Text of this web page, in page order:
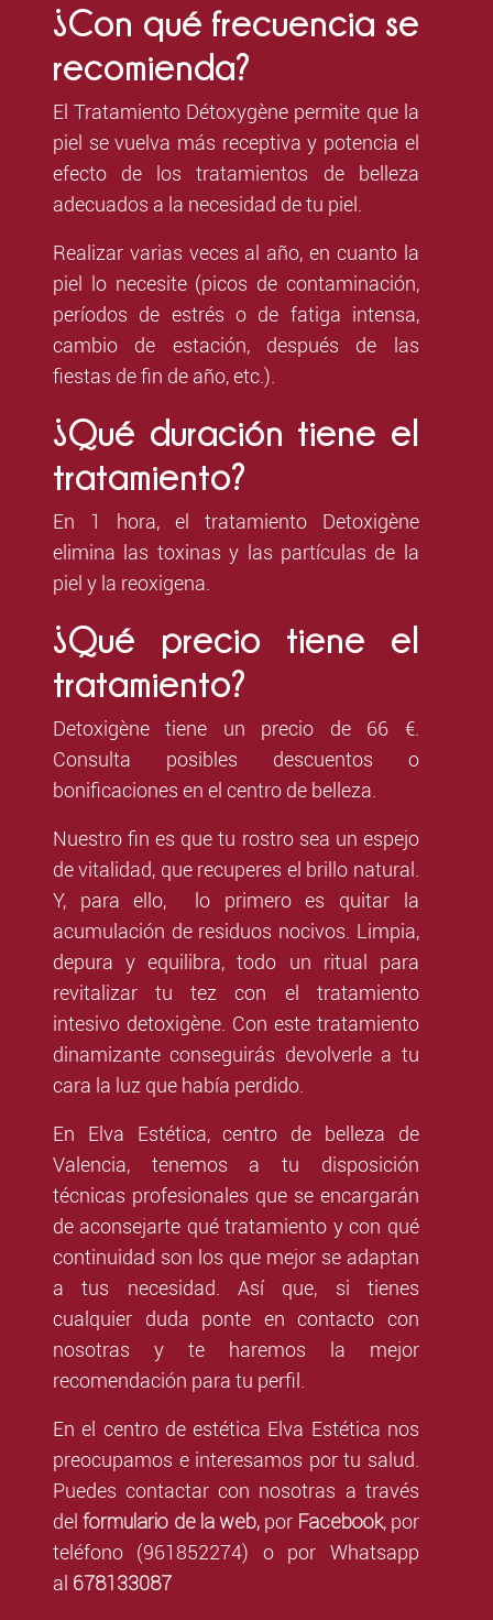
¿Con qué frecuencia se
recomienda?
El Tratamiento Détoxygène permite que la
piel se vuelva más receptiva y potencia el
efecto de los tratamientos de belleza
adecuados a la necesidad de tu piel.
Realizar varias veces al año, en cuanto la
piel lo necesite (picos de contaminación,
períodos de estrés o de fatiga intensa,
cambio de estación, después de las
fiestas de fin de año, etc.).
¿Qué duración tiene el
tratamiento?
En 1 hora, el tratamiento Detoxigène
elimina las toxinas y las partículas de la
piel y la reoxigena.
¿Qué precio tiene el
tratamiento?
Detoxigène tiene un precio de 66 €.
Consulta posibles descuentos o
bonificaciones en el centro de belleza.
Nuestro fin es que tu rostro sea un espejo
de vitalidad, que recuperes el brillo natural.
Y, para ello, lo primero es quitar la
acumulación de residuos nocivos. Limpia,
depura y equilibra, todo un ritual para
revitalizar tu tez con el
tratamiento
intesivo detoxigène. Con este tratamiento
dinamizante conseguirás devolverle a tu
cara la luz que había perdido.
En Elva Estética, centro de belleza de
Valencia, tenemos a tu disposición
técnicas profesionales que se encargarán
de aconsejarte qué tratamiento y con qué
continuidad son los que mejor se adaptan
a tus necesidad. Así que, si tienes
cualquier duda ponte en contacto con
nosotras y te haremos la mejor
recomendación para tu perfil.
En el centro de estética Elva Estética nos
preocupamos e interesamos por tu salud.
Puedes contactar con nosotras a través
del formulario de la web, por Facebook, por
teléfono (961852274) o por Whatsapp
al 678133087